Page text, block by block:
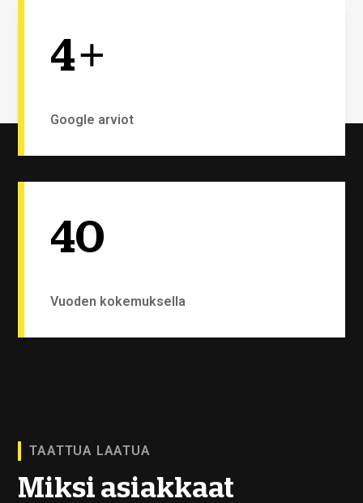
4+
Google arviot
40
Vuoden kokemuksella
TAATTUA LAATUA
Miksi asiakkaat